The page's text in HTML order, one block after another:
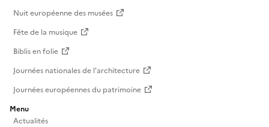
Nuit européenne des musées
Fête de la musique
Biblis en folie
Journées nationales de l'architecture
Journées européennes du patrimoine
Menu
Actualités